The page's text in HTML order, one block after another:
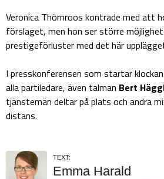
Veronica Thörnroos kontrade med att
förslaget, men hon ser större
prestigeförluster med det här
I presskonferensen som startar
alla partiledare, även talman Bert
tjänstemän deltar på plats och andra
distans.
TEXT:
Emma Harald